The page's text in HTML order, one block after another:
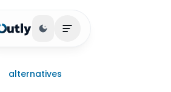
Basculer le thème
Ouvrir le menu
alternatives